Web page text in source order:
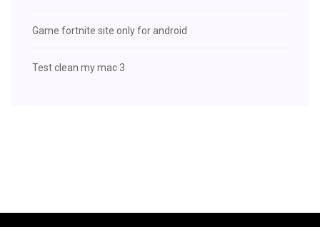
Game fortnite site only for android
Test clean my mac 3